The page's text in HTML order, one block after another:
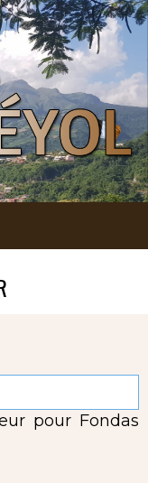
pour Fondas